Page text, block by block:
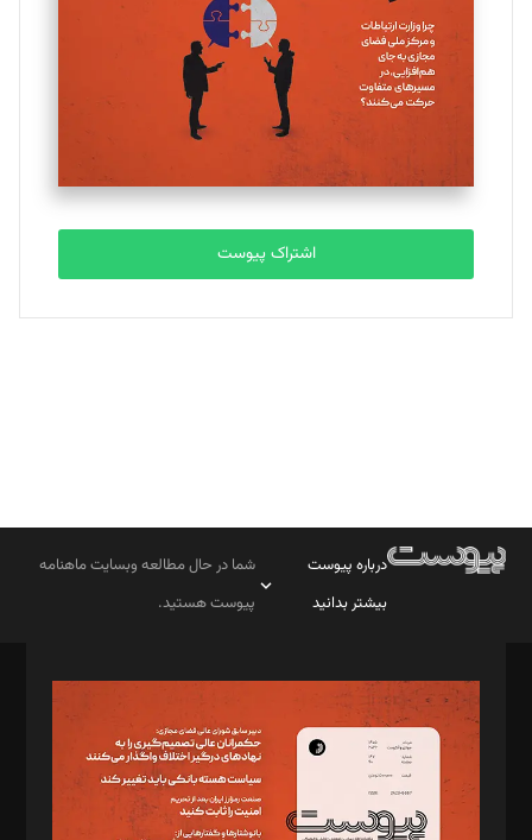
ملینا جعفری
تحریریه
مصطفی مسجدی آرانی
تحریریه
بابک نقاش
تحریریه
اشتراک پیوست
درباره پیوست
بیشتر بدانید
شما در حال مطالعه وبسایت ماهنامه
پیوست هستید.
مدیر مسئول: محمدباقر اثنی‌عشری
سردبیر: مهرک محمودی
دبیر تحریریه: میثم قاسمی
د‌بیر ناداستان: سمانه سمیع
د‌بیر خدمت و تجارت: ابوالفضل رجبی